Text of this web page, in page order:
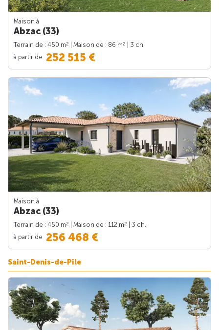
Maison à
Abzac (33)
Terrain de : 450 m2 | Maison de : 86 m2
| 3 ch.
à partir de 252 515 €
Maison à
Abzac (33)
Terrain de : 450 m2 | Maison de : 112 m2
| 3 ch.
à partir de 256 468 €
Saint-Denis-de-Pile